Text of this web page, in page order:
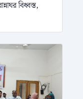
বিধ্বস্ত,